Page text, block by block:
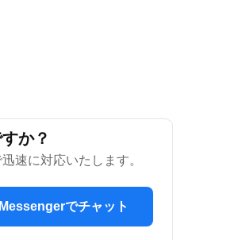
か？
速に対応いたします。
でチャット